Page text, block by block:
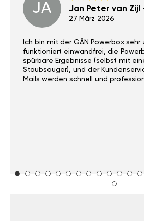
JA Jan Peter van Zijl
27 März 2026
Ich bin mit der GÄN Powerbox sehr
funktioniert einwandfrei, die
spürbare Ergebnisse (selbst mit
Staubsauger), und der
Mails werden schnell und